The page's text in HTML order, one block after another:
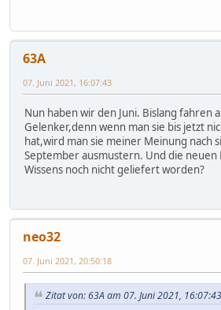
63A
07. Juni 2021, 16:07:43
Nun haben wir den Juni. Bislang fahren
Gelenker,denn wenn man sie bis jetzt
hat,wird man sie meiner Meinung nach
September ausmustern. Und die neuen
Wissens noch nicht geliefert worden?
neo32
07. Juni 2021, 20:50:18
Zitat von: 63A am 07. Juni 2021, 16:07:43